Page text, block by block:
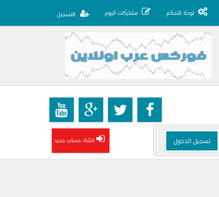
لوحة التحكم مشاركات اليوم التسجيل
انشاء حساب جديد